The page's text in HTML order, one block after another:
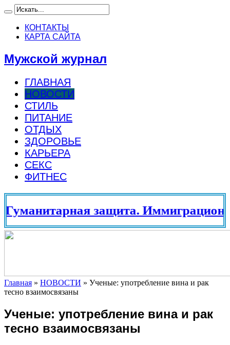
КОНТАКТЫ
КАРТА САЙТА
Мужской журнал
ГЛАВНАЯ
НОВОСТИ
СТИЛЬ
ПИТАНИЕ
ОТДЫХ
ЗДОРОВЬЕ
КАРЬЕРА
СЕКС
ФИТНЕС
защита.
Главная » НОВОСТИ » Ученые: употребление вина и рак
тесно взаимосвязаны
Ученые: употребление вина и рак
тесно взаимосвязаны